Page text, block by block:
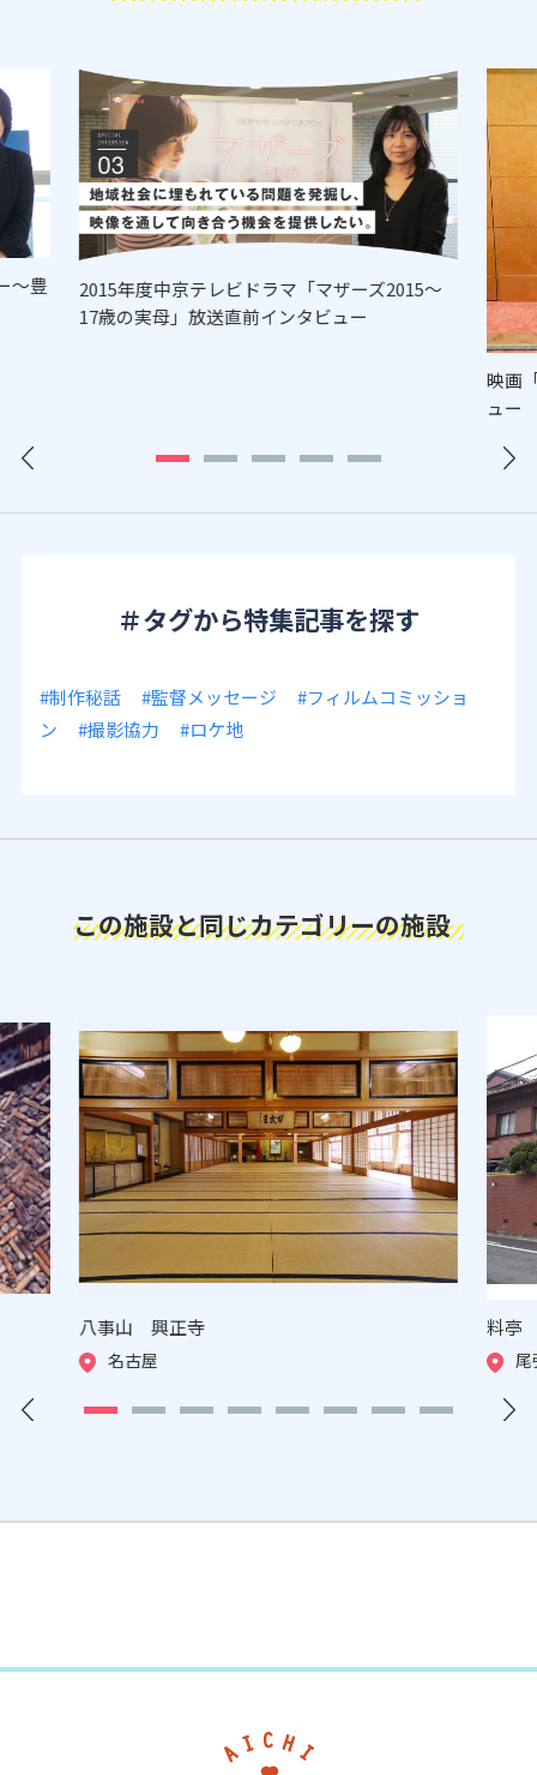
～豊
2015年度中京テレビドラマ「マザーズ2015～
17歳の実母」放送直前インタビュー
映画
ュー
＃タグから特集記事を探す
#制作秘話 #監督メッセージ
#フィルムコミッショ
ン
#撮影協力 #ロケ地
この施設と同じカテゴリーの施設
八事山 興正寺
名古屋
料亭